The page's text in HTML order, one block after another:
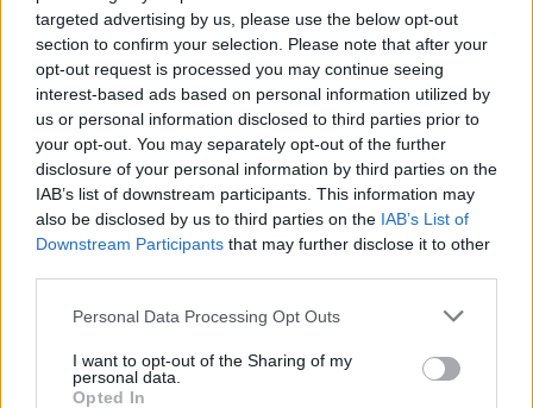
targeted advertising by us, please use the below opt-out
section to confirm your selection. Please note that after your
opt-out request is processed you may continue seeing
interest-based ads based on personal information utilized by
us or personal information disclosed to third parties prior to
your opt-out. You may separately opt-out of the further
disclosure of your personal information by third parties on the
IAB’s list of downstream participants. This information may
also be disclosed by us to third parties on the IAB’s List of
Downstream Participants that may further disclose it to other
Personal Data Processing Opt Outs
I want to opt-out of the Sharing of my
personal data.
Opted In
nepoužil jen místopředseda vlády a senátor Pavel
Rychetský (ČSSD)", říká Patrik.
Na český Den bez aut, vyhlašovaný Dětmi Země, naváže v
neděli 22. září Evropský den bez aut, který vyhlásila
Evropská komise(EK) a u nás jej koordinuje ministerstvo
životního prostředí (MŽP). Oba dny bez aut budou součástí
Evropského týdne mobility (16. - 22. září), který by měl být
celý věnován udržitelným způsobům dopravy.
reklama